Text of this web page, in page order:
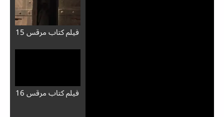
فيلم كتاب مرقس 15
فيلم كتاب مرقس 16